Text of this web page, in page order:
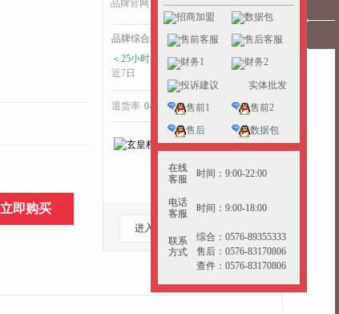
立即购买
品牌官网：
xiuhua.yunchepin.cn
品牌综合发货耗时：
＜25小时
近7日
＜25小时
近15日
＜17小时
近30日
退货率 0-5% 好于 35% 的同行
进入档口
招商加盟 数据包
售前客服 售后客服
财务1 财务2
投诉建议 实体批发
售前1 售前2
售后 数据包
在线
客服
时间：9:00-22:00
电话
客服
时间：9:00-18:00
联系
方式
综合：0576-89355333
售后：0576-83170806
查件：0576-83170806